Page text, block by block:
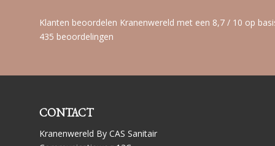
Klanten beoordelen Kranenwereld met een 8,7 / 10 op
435 beoordelingen
CONTACT
Kranenwereld By CAS Sanitair